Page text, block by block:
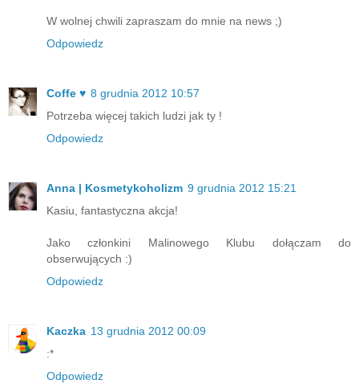
W wolnej chwili zapraszam do mnie na news ;)
Odpowiedz
Coffe ♥ 8 grudnia 2012 10:57
Potrzeba więcej takich ludzi jak ty !
Odpowiedz
Anna | Kosmetykoholizm 9 grudnia 2012 15:21
Kasiu, fantastyczna akcja!
Jako członkini Malinowego Klubu dołączam do
obserwujących :)
Odpowiedz
Kaczka 13 grudnia 2012 00:09
:*
Odpowiedz